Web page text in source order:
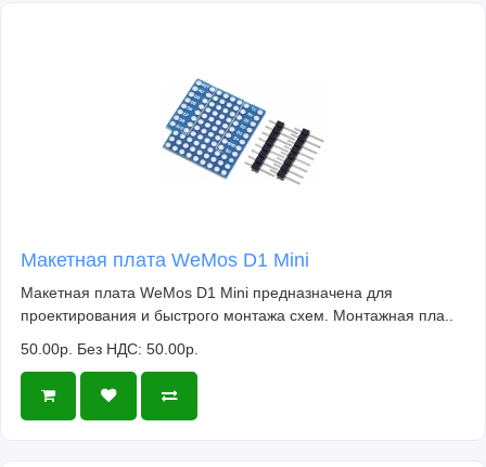
Макетная плата WeMos D1 Mini
Макетная плата WeMos D1 Mini предназначена для
проектирования и быстрого монтажа схем. Монтажная пла..
50.00р. Без НДС: 50.00р.